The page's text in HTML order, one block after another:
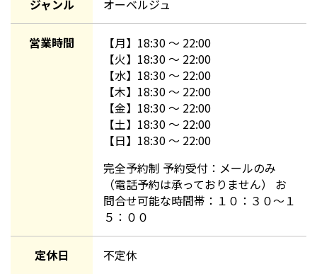
ジャンル オーベルジュ
営業時間 【月】 18:30〜 22:00
【火】 18:30〜 22:00
【水】 18:30〜 22:00
【木】 18:30〜 22:00
【金】 18:30〜 22:00
【土】 18:30〜 22:00
【日】 18:30〜 22:00
完全予約制 予約受付：メールのみ
（電話予約は承っておりません） お
問合せ可能な時間帯：１０：３０～１
５：００
定休日 不定休